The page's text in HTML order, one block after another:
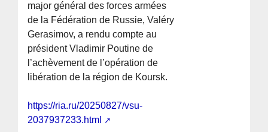
major général des forces armées
de la Fédération de Russie, Valéry
Gerasimov, a rendu compte au
président Vladimir Poutine de
l’achèvement de l’opération de
libération de la région de Koursk.
https://ria.ru/20250827/vsu-
2037937233.html